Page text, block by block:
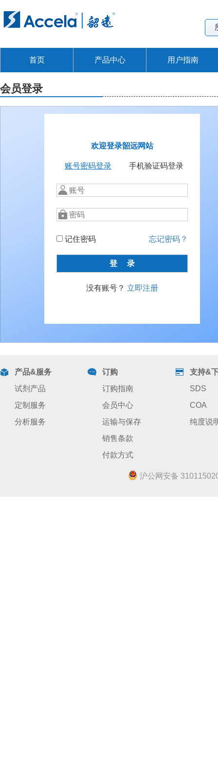
首页 产品中心 用户指南
会员登录
欢迎登录韶远网站
账号密码登录 手机验证码登录
记住密码 忘记密码？
没有账号？ 立即注册
产品&服务
试剂产品
定制服务
分析服务
订购
订购指南
会员中心
运输与保存
销售条款
付款方式
支持&
SDS
COA
纯度说
沪公网安备